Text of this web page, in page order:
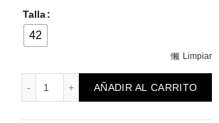
Talla
42
Limpiar
Traje de flamenca rojo Nenet cantidad
AÑADIR AL CARRITO